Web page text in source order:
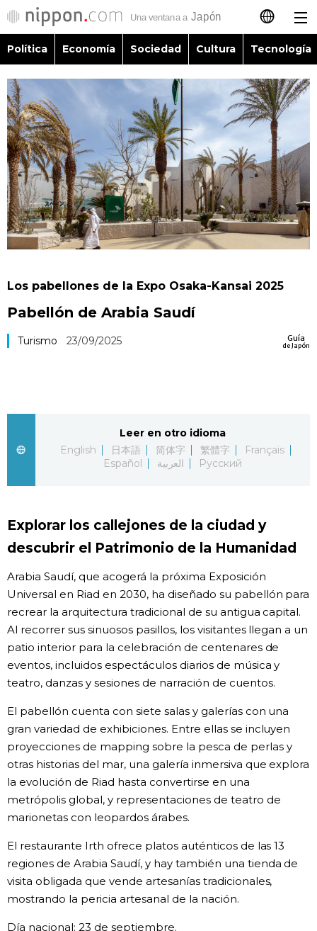
日本語
English
简体字
繁體字
Français
العربية
Política
Economía
Sociedad
Vida
Vídeos e imágenes
En profundidad
Noticias
Datos de Japón
Fragmentos de Japón
Gente
Tokio
Avisos
official SNS
Política Economía Sociedad Cultura Tecnología
Los pabellones de la Expo Osaka-Kansai 2025
Pabellón de Arabia Saudí
Guía
de Japón
Turismo 23/09/2025
Leer en otro idioma
English
日本語 简体字 繁體字
Français
Español
العربية Русский
Explorar los callejones de la ciudad y
descubrir el Patrimonio de la Humanidad
Arabia Saudí, que acogerá la próxima Exposición
Universal en Riad en 2030, ha diseñado su pabellón para
recrear la arquitectura tradicional de su antigua capital.
Al recorrer sus sinuosos pasillos, los visitantes llegan a un
patio interior para la celebración de centenares de
eventos, incluidos espectáculos diarios de música y
teatro, danzas y sesiones de narración de cuentos.
El pabellón cuenta con siete salas y galerías con una
gran variedad de exhibiciones. Entre ellas se incluyen
proyecciones de mapping sobre la pesca de perlas y
otras historias del mar, una galería inmersiva que explora
la evolución de Riad hasta convertirse en una
metrópolis global, y representaciones de teatro de
marionetas con leopardos árabes.
El restaurante Irth ofrece platos auténticos de las 13
regiones de Arabia Saudí, y hay también una tienda de
visita obligada que vende artesanías tradicionales,
mostrando la pericia artesanal de la nación.
Día nacional: 23 de septiembre.